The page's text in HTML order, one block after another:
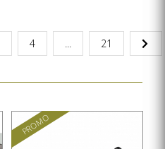
4 ... 21
PROMO